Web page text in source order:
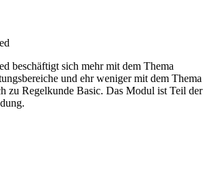
beschäftigt sich mehr mit dem Thema
und ehr weniger mit dem Thema
zu Regelkunde Basic. Das Modul ist Teil der